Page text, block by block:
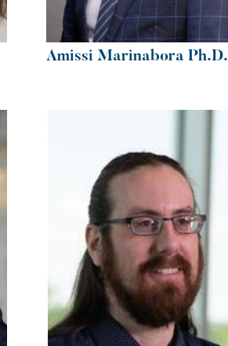
Amissi Marinabora Ph.D.